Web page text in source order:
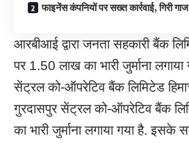
फाइनेंस कंपनियों पर सख्त कार्रवाई, गिरी गाज
आरबीआई द्वारा जनता सहकारी बैंक
पर 1.50 लाख का भारी जुर्माना लगाया
सेंट्रल को-ऑपरेटिव बैंक लिमिटेड
गुरदासपुर सेंट्रल को-ऑपरेटिव बैंक
का भारी जुर्माना लगाया गया है. इसके